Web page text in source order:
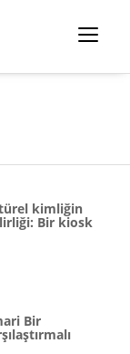
kimliğin
Bir kiosk
Bir